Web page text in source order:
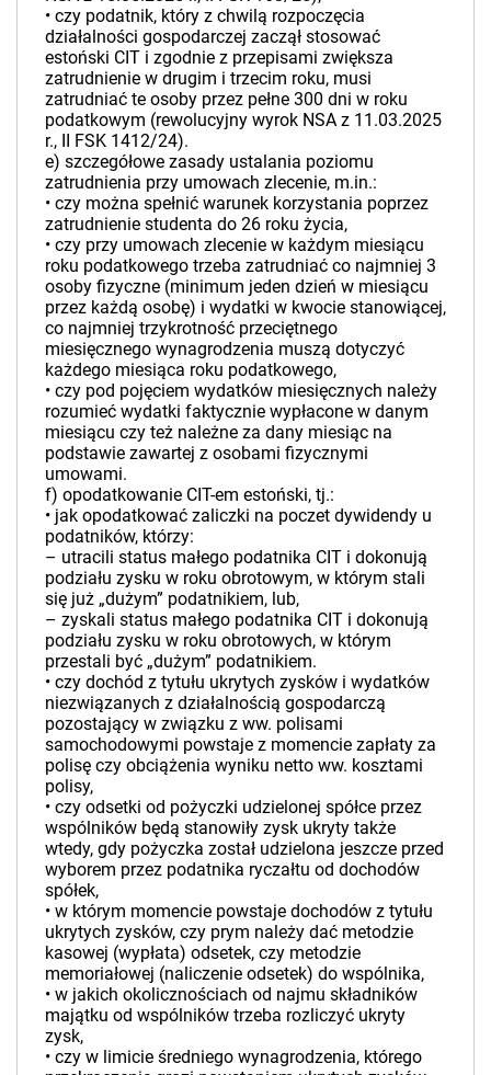
•­ czy podatnik, który z chwilą rozpoczęcia
działalności gospodarczej zaczął stosować
estoński CIT i zgodnie z przepisami zwiększa
zatrudnienie w drugim i trzecim roku, musi
zatrudniać te osoby przez pełne 300 dni w roku
podatkowym (rewolucyjny wyrok NSA z 11.03.2025
r., II FSK 1412/24).
e) szczegółowe zasady ustalania poziomu
zatrudnienia przy umowach zlecenie, m.in.:
•­ czy można spełnić warunek korzystania poprzez
zatrudnienie studenta do 26 roku życia,
•­ czy przy umowach zlecenie w każdym miesiącu
roku podatkowego trzeba zatrudniać co najmniej 3
osoby fizyczne (minimum jeden dzień w miesiącu
przez każdą osobę) i wydatki w kwocie stanowiącej,
co najmniej trzykrotność przeciętnego
miesięcznego wynagrodzenia muszą dotyczyć
każdego miesiąca roku podatkowego,
•­ czy pod pojęciem wydatków miesięcznych należy
rozumieć wydatki faktycznie wypłacone w danym
miesiącu czy też należne za dany miesiąc na
podstawie zawartej z osobami fizycznymi
umowami.
f) opodatkowanie CIT-em estoński, tj.:
•­ jak opodatkować zaliczki na poczet dywidendy u
podatników, którzy:
– utracili status małego podatnika CIT i dokonują
podziału zysku w roku obrotowym, w którym stali
się już „dużym” podatnikiem, lub,
– zyskali status małego podatnika CIT i dokonują
podziału zysku w roku obrotowych, w którym
przestali być „dużym” podatnikiem.
•­ czy dochód z tytułu ukrytych zysków i wydatków
niezwiązanych z działalnością gospodarczą
pozostający w związku z ww. polisami
samochodowymi powstaje z momencie zapłaty za
polisę czy obciążenia wyniku netto ww. kosztami
polisy,
•­ czy odsetki od pożyczki udzielonej spółce przez
wspólników będą stanowiły zysk ukryty także
wtedy, gdy pożyczka został udzielona jeszcze przed
wyborem przez podatnika ryczałtu od dochodów
spółek,
•­ w którym momencie powstaje dochodów z tytułu
ukrytych zysków, czy prym należy dać metodzie
kasowej (wypłata) odsetek, czy metodzie
memoriałowej (naliczenie odsetek) do wspólnika,
•­ w jakich okolicznościach od najmu składników
majątku od wspólników trzeba rozliczyć ukryty
zysk,
•­ czy w limicie średniego wynagrodzenia, którego